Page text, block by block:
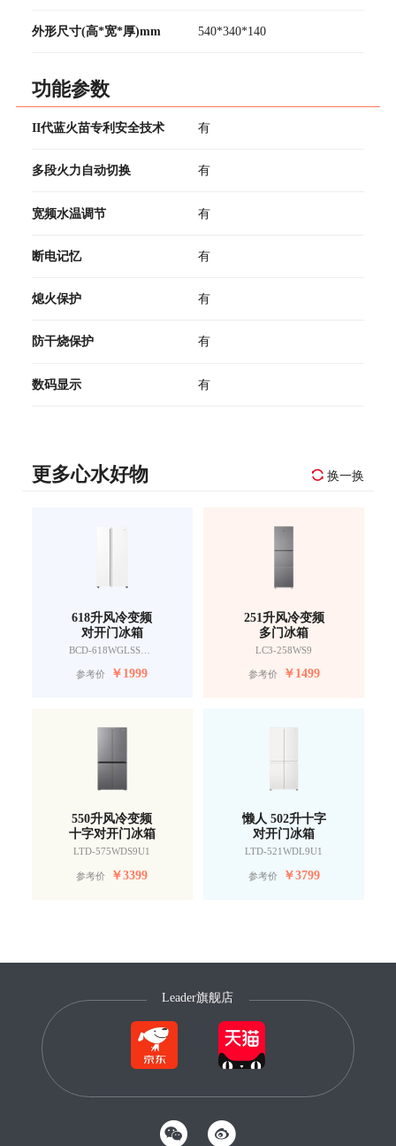
外形尺寸(高*宽*厚)mm 540*340*140
功能参数
II代蓝火苗专利安全技术 有
多段火力自动切换 有
宽频水温调节 有
断电记忆 有
熄火保护 有
防干烧保护 有
数码显示 有
更多心水好物 换一换
618升风冷变频
对开门冰箱
BCD-618WGLSSEDW9
参考价 ￥1999
251升风冷变频
多门冰箱
LC3-258WS9
参考价 ￥1499
550升风冷变频
十字对开门冰箱
LTD-575WDS9U1
参考价 ￥3399
懒人 502升十字
对开门冰箱
LTD-521WDL9U1
参考价 ￥3799
Leader旗舰店